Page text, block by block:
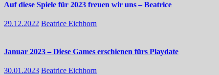
Auf diese Spiele für 2023 freuen wir uns – Beatrice
29.12.2022 Beatrice Eichhorn
Januar 2023 – Diese Games erschienen fürs Playdate
30.01.2023 Beatrice Eichhorn